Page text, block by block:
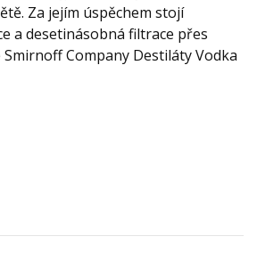
Za jejím úspěchem stojí
a desetinásobná filtrace přes
Company Destiláty Vodka